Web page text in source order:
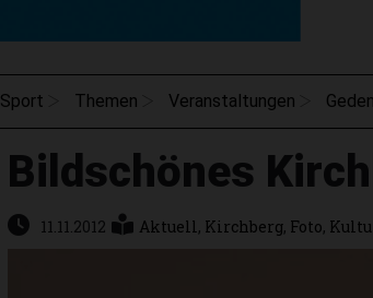
Sport Themen Veranstaltungen
Bildschönes
11.11.2012 Aktuell, Kirchberg, Foto,